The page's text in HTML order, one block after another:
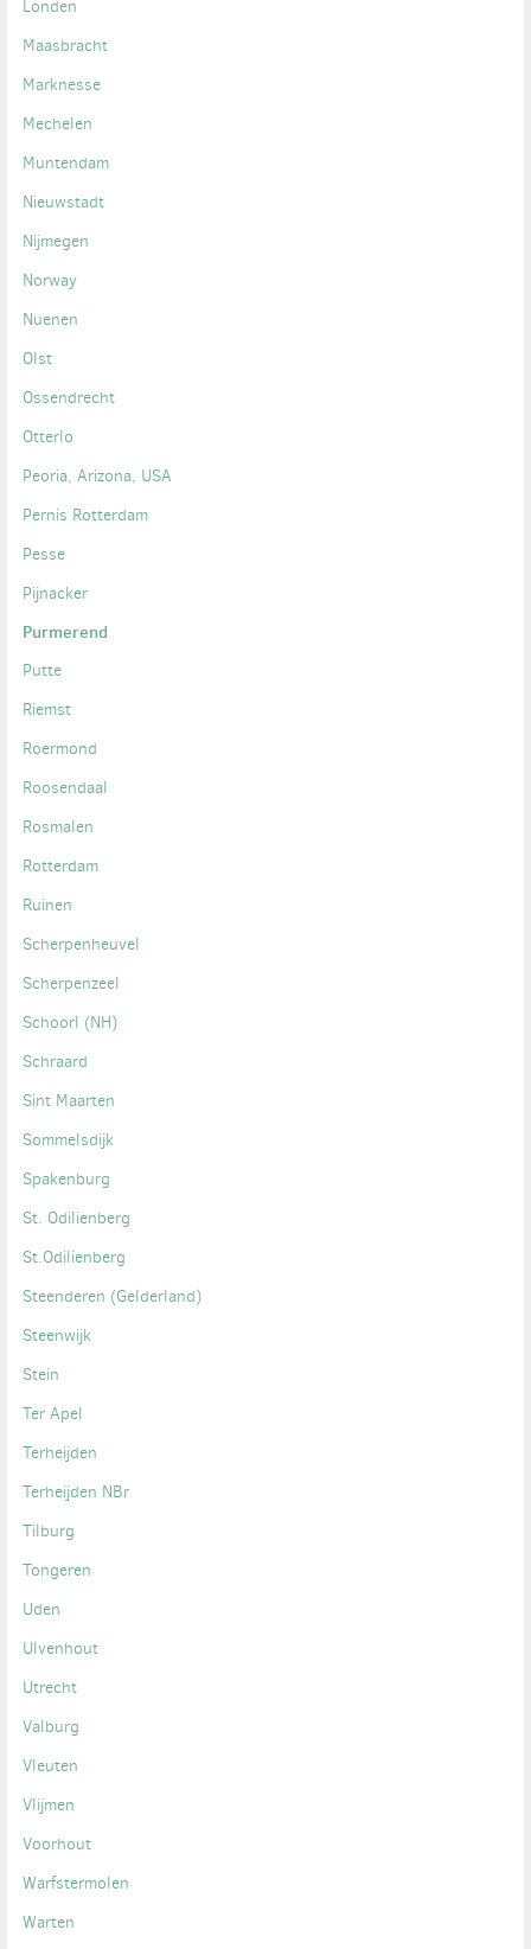
Londen
Maasbracht
Marknesse
Mechelen
Muntendam
Nieuwstadt
Nijmegen
Norway
Nuenen
Olst
Ossendrecht
Otterlo
Peoria, Arizona, USA
Pernis Rotterdam
Pesse
Pijnacker
Purmerend
Putte
Riemst
Roermond
Roosendaal
Rosmalen
Rotterdam
Ruinen
Scherpenheuvel
Scherpenzeel
Schoorl (NH)
Schraard
Sint Maarten
Sommelsdijk
Spakenburg
St. Odilienberg
St.Odilienberg
Steenderen (Gelderland)
Steenwijk
Stein
Ter Apel
Terheijden
Terheijden NBr
Tilburg
Tongeren
Uden
Ulvenhout
Utrecht
Valburg
Vleuten
Vlijmen
Voorhout
Warfstermolen
Warten